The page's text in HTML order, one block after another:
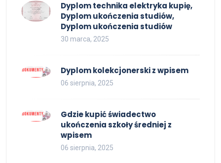
Dyplom technika elektryka kupię,
Dyplom ukończenia studiów,
Dyplom ukończenia studiów
30 marca, 2025
Dyplom kolekcjonerski z wpisem
06 sierpnia, 2025
Gdzie kupić świadectwo
ukończenia szkoły średniej z
wpisem
06 sierpnia, 2025